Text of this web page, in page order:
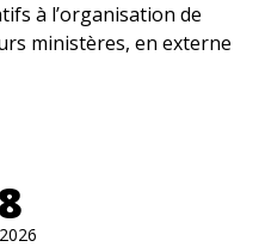
à l’organisation de
ministères, en externe